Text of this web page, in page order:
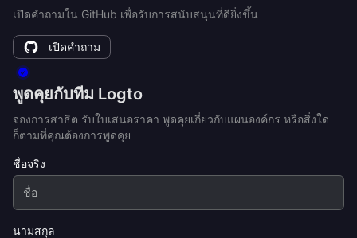
เปิดคำถามใน GitHub เพื่อรับการสนับสนุนที่ดียิ่งขึ้น
เปิดคำถาม
พูดคุยกับทีม Logto
จองการสาธิต รับใบเสนอราคา พูดคุยเกี่ยวกับแผนองค์กร หรือสิ่งใด
ก็ตามที่คุณต้องการพูดคุย
ชื่อจริง
นามสกุล